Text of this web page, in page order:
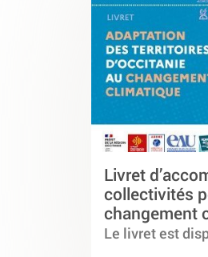
Livret
collectivités
changement
Le livret est